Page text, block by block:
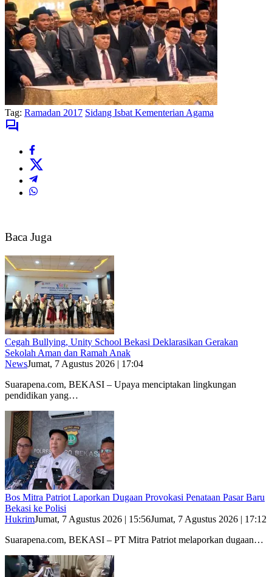
Tag: Ramadan 2017 Sidang Isbat Kementerian Agama
Baca Juga
Cegah Bullying, Unity School Bekasi Deklarasikan Gerakan
Sekolah Aman dan Ramah Anak
NewsJumat, 7 Agustus 2026 | 17:04
Suarapena.com, BEKASI – Upaya menciptakan lingkungan
pendidikan yang…
Bos Mitra Patriot Laporkan Dugaan Provokasi Penataan Pasar Baru
Bekasi ke Polisi
HukrimJumat, 7 Agustus 2026 | 15:56Jumat, 7 Agustus 2026 | 17:12
Suarapena.com, BEKASI – PT Mitra Patriot melaporkan dugaan…